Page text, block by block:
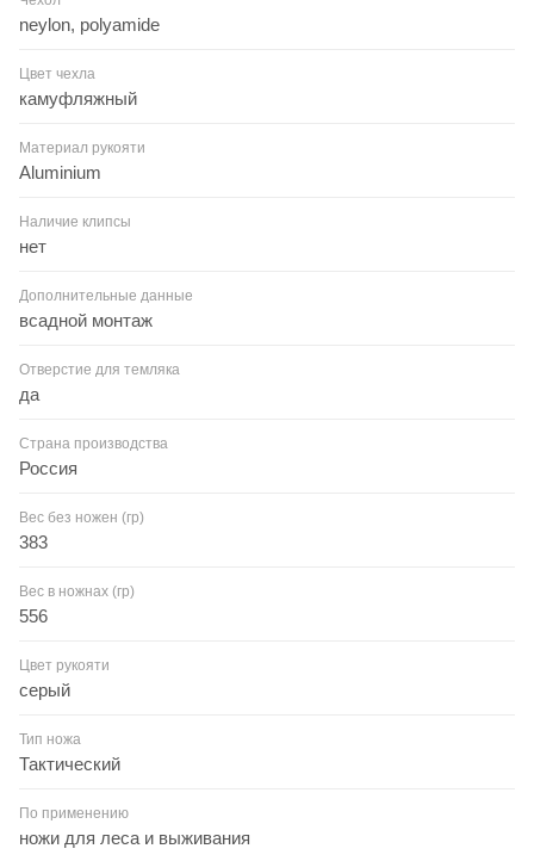
neylon, polyamide
Цвет чехла
камуфляжный
Материал рукояти
Aluminium
Наличие клипсы
нет
Дополнительные данные
всадной монтаж
Отверстие для темляка
да
Страна производства
Россия
Вес без ножен (гр)
383
Вес в ножнах (гр)
556
Цвет рукояти
серый
Тип ножа
Тактический
По применению
ножи для леса и выживания